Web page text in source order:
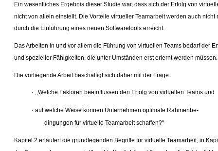
Ein wesentliches Ergebnis dieser Studie war, dass sich der Erfolg von
nicht von allein einstellt. Die Vorteile virtueller Teamarbeit werden auch nicht
durch die Einführung eines neuen Softwaretools erreicht.
Das Arbeiten in und vor allem die Führung von virtuellen Teams bedarf der
und spezieller Fähigkeiten, die unter Umständen erst erlernt werden müssen.
Die vorliegende Arbeit beschäftigt sich daher mit der Frage:
· ,,Welche Faktoren beeinflussen den Erfolg von virtuellen Teams und
· auf welche Weise können Unternehmen optimale Rahmenbe-
dingungen für virtuelle Teamarbeit schaffen?"
Kapitel 2 erläutert die grundlegenden Begriffe für virtuelle Teamarbeit, in